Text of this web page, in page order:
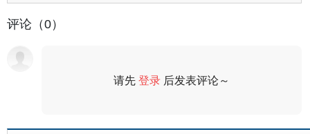
评论（0）
请先登录 后发表评论～